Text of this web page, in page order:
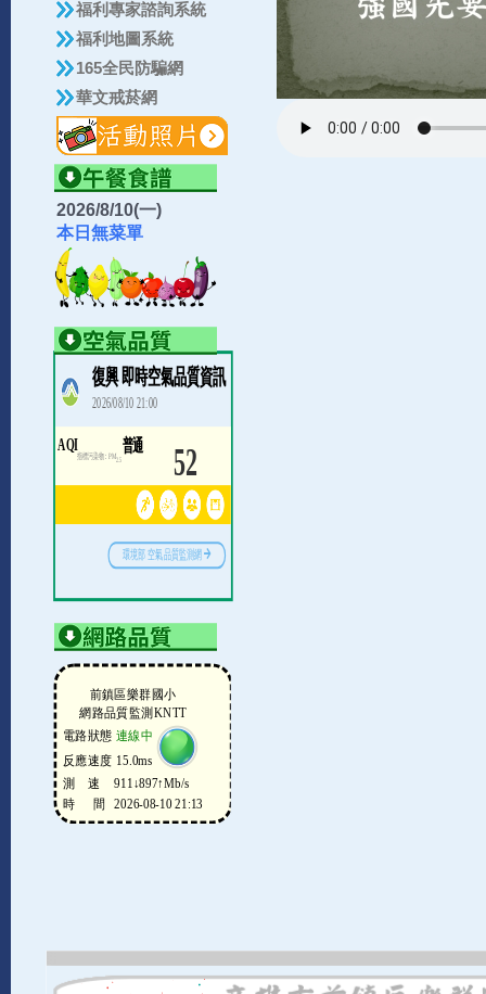
福利專家諮詢系統
福利地圖系統
165全民防騙網
華文戒菸網
2026/8/10(一)
本日無菜單